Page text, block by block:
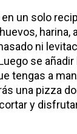
un solo
harina,
ni
se
tengas a
una pizza
y